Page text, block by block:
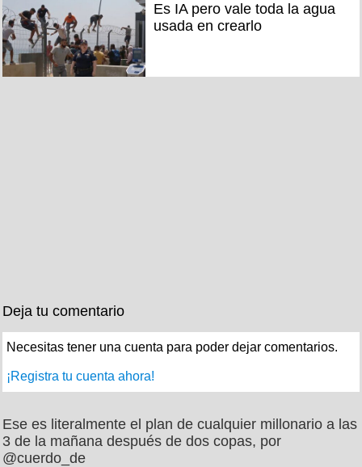
Es IA pero vale toda la agua
usada en crearlo
Deja tu comentario
Necesitas tener una cuenta para poder dejar comentarios.
¡Registra tu cuenta ahora!
Ese es literalmente el plan de cualquier millonario a las
3 de la mañana después de dos copas, por
@cuerdo_de